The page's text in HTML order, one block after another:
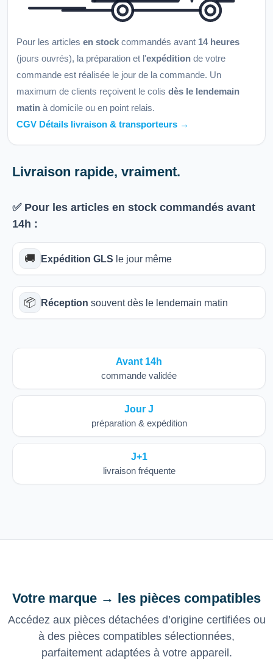
Pour les articles en stock commandés avant 14 heures
(jours ouvrés), la préparation et l'expédition de votre
commande est réalisée le jour de la commande. Un
maximum de clients reçoivent le colis dès le lendemain
matin à domicile ou en point relais.
CGV Détails livraison & transporteurs →
Livraison rapide, vraiment.
✅ Pour les articles en stock commandés avant
14h :
🚚 Expédition GLS le jour même
📦 Réception souvent dès le lendemain matin
Avant 14h
commande validée
Jour J
préparation & expédition
J+1
livraison fréquente
Votre marque → les pièces compatibles
Accédez aux pièces détachées d’origine certifiées ou
à des pièces compatibles sélectionnées,
parfaitement adaptées à votre appareil.